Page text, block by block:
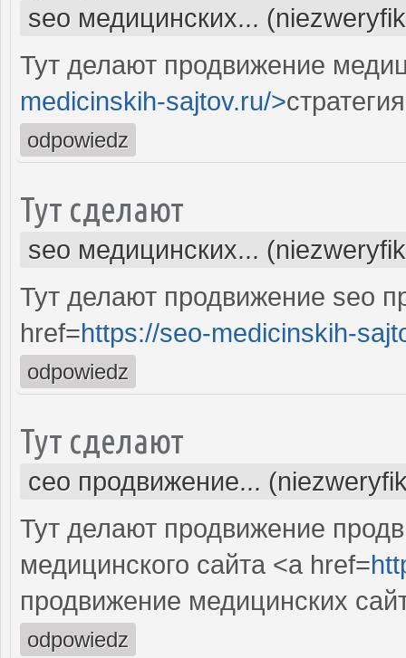
seo медицинских...
Тут делают продвижение
medicinskih-sajtov.ru/>
odpowiedz
Тут сделают
seo медицинских...
Тут делают продвижение seo
href=https://seo-medicinskih-
odpowiedz
Тут сделают
сео продвижение...
Тут делают продвижение
медицинского сайта <a href=
продвижение медицинских
odpowiedz